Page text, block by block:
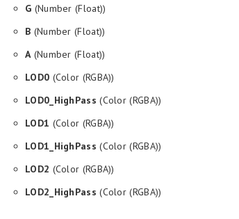
G (Number (Float))
B (Number (Float))
A(Number (Float))
LOD0 (Color (RGBA))
LOD0_HighPass (Color (RGBA))
LOD1 (Color (RGBA))
LOD1_HighPass (Color (RGBA))
LOD2 (Color (RGBA))
LOD2_HighPass (Color (RGBA))